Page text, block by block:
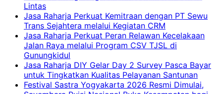
Lintas
Jasa Raharja Perkuat Kemitraan dengan PT Sewu
Trans Sejahtera melalui Kegiatan CRM
Jasa Raharja Perkuat Peran Relawan Kecelakaan
Jalan Raya melalui Program CSV TJSL di
Gunungkidul
Jasa Raharja DIY Gelar Day 2 Survey Pasca Bayar
untuk Tingkatkan Kualitas Pelayanan Santunan
Festival Sastra Yogyakarta 2026 Resmi Dimulai,